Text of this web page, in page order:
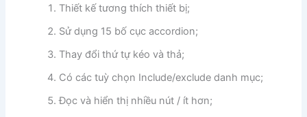
Thiết kế tương thích thiết bị;
Sử dụng 15 bố cục accordion;
Thay đổi thứ tự kéo và thả;
Có các tuỳ chọn Include/exclude danh mục;
Đọc và hiển thị nhiều nút / ít hơn;